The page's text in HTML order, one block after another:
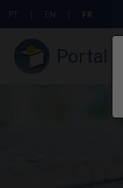
PT EN FR
Portal